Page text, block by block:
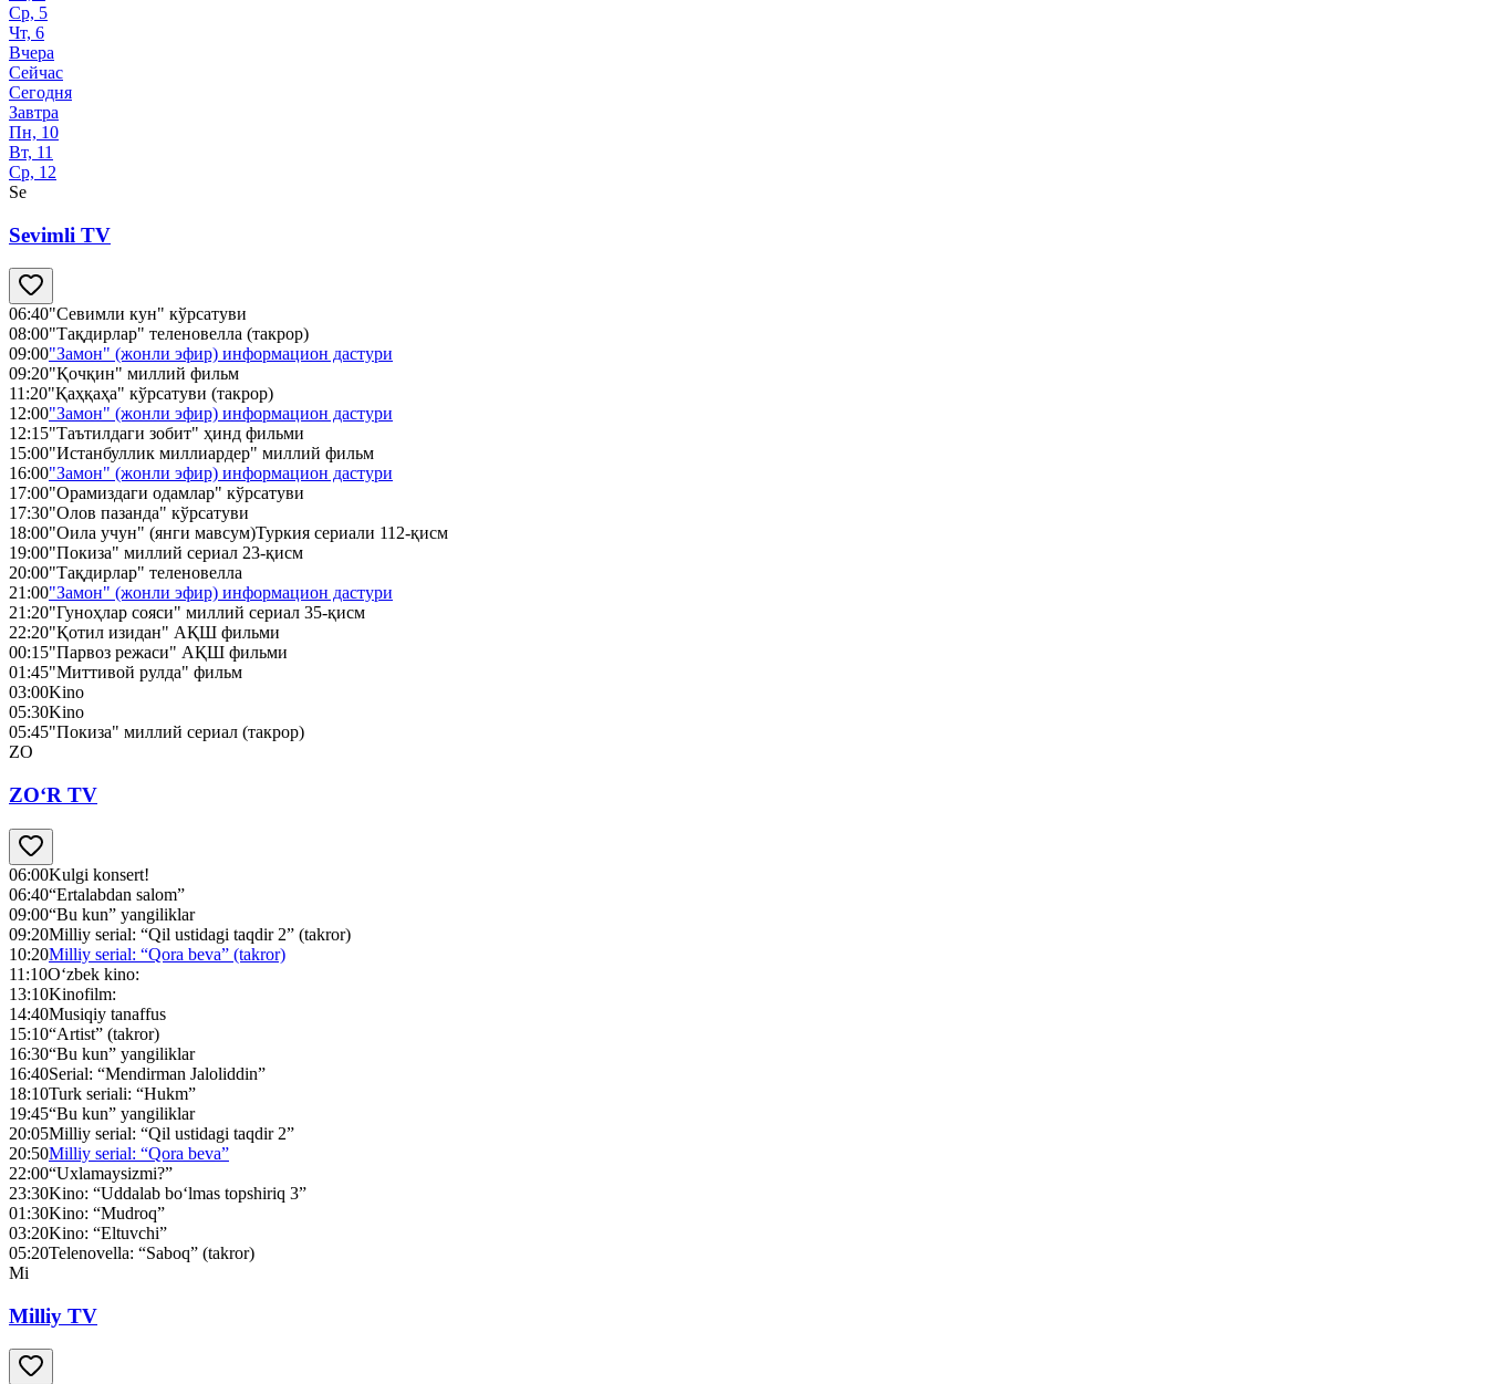
Ср, 5
Чт, 6
Вчера
Сейчас
Сегодня
Завтра
Пн, 10
Вт, 11
Ср, 12
Se
Sevimli TV
06:40"Севимли кун" кўрсатуви
08:00"Тақдирлар" теленовелла (такрор)
09:00"Замон" (жонли эфир) информацион дастури
09:20"Қочқин" миллий фильм
11:20"Қаҳқаҳа" кўрсатуви (такрор)
12:00"Замон" (жонли эфир) информацион дастури
12:15"Таътилдаги зобит" ҳинд фильми
15:00"Истанбуллик миллиардер" миллий фильм
16:00"Замон" (жонли эфир) информацион дастури
17:00"Орамиздаги одамлар" кўрсатуви
17:30"Олов пазанда" кўрсатуви
18:00"Оила учун" (янги мавсум)Туркия сериали 112-қисм
19:00"Покиза" миллий сериал 23-қисм
20:00"Тақдирлар" теленовелла
21:00"Замон" (жонли эфир) информацион дастури
21:20"Гуноҳлар сояси" миллий сериал 35-қисм
22:20"Қотил изидан" АҚШ фильми
00:15"Парвоз режаси" АҚШ фильми
01:45"Миттивой рулда" фильм
03:00Kino
05:30Kino
05:45"Покиза" миллий сериал (такрор)
ZO
ZO‘R TV
06:00Kulgi konsert!
06:40“Ertalabdan salom”
09:00“Bu kun” yangiliklar
09:20Milliy serial: “Qil ustidagi taqdir 2” (takror)
10:20Milliy serial: “Qora beva” (takror)
11:10O‘zbek kino:
13:10Kinofilm:
14:40Musiqiy tanaffus
15:10“Artist” (takror)
16:30“Bu kun” yangiliklar
16:40Serial: “Mendirman Jaloliddin”
18:10Turk seriali: “Hukm”
19:45“Bu kun” yangiliklar
20:05Milliy serial: “Qil ustidagi taqdir 2”
20:50Milliy serial: “Qora beva”
22:00“Uxlamaysizmi?”
23:30Kino: “Uddalab bo‘lmas topshiriq 3”
01:30Kino: “Mudroq”
03:20Kino: “Eltuvchi”
05:20Telenovella: “Saboq” (takror)
Mi
Milliy TV